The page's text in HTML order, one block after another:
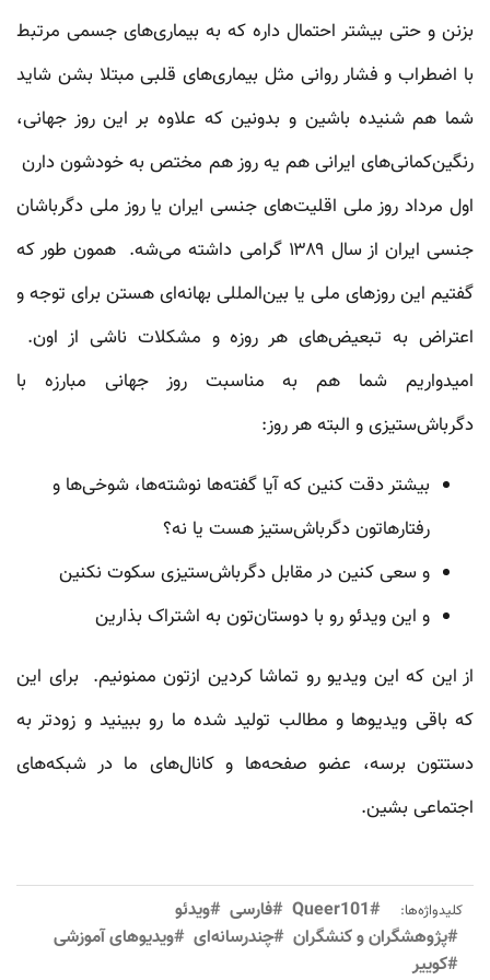
بزنن و حتی بیشتر احتمال داره که به بیماری‌های جسمی مرتبط
با اضطراب و فشار روانی مثل بیماری‌های قلبی مبتلا بشن شاید
شما هم شنیده باشین و بدونین که علاوه بر این روز جهانی،
رنگین‌کمانی‌های ایرانی هم یه روز هم مختص به خودشون دارن
اول مرداد روز ملی اقلیت‌های جنسی ایران یا روز ملی دگرباشان
جنسی ایران از سال ۱۳۸۹ گرامی داشته می‌شه. همون طور که
گفتیم این‌ روزهای ملی یا بین‌المللی بهانه‌ای هستن برای توجه و
اعتراض به تبعیض‌های هر روزه و مشکلات ناشی از اون.
امیدواریم شما هم به مناسبت روز جهانی مبارزه با
دگرباش‌ستیزی و البته هر روز:
بیشتر دقت کنین که آیا گفته‌ها نوشته‌ها، شوخی‌ها و
رفتارها‌تون دگرباش‌ستیز هست یا نه؟
و سعی کنین در مقابل دگرباش‌ستیزی سکوت نکنین
و این ویدئو رو با دوستان‌تون به اشتراک بذارین
از این که این ویدیو رو تماشا کردین ازتون ممنونیم. برای این
که باقی ویدیوها و مطالب تولید شده ما رو ببینید و زودتر به
دستتون برسه، عضو صفحه‌ها و کانال‌های ما در شبکه‌های
اجتماعی‌ بشین.
کلیدواژه‌ها: #Queer101 #فارسی #ویدئو
#پژوهشگران و کنشگران #چندرسانه‌ای #ویدیوهای آموزشی
#کوییر